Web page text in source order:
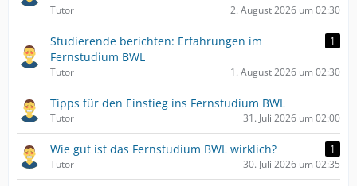
Tutor 2. August 2026 um 02:30
Studierende berichten: Erfahrungen im
Fernstudium BWL
1
Tutor 1. August 2026 um 02:30
Tipps für den Einstieg ins Fernstudium BWL
Tutor 31. Juli 2026 um 02:00
Wie gut ist das Fernstudium BWL wirklich?
1
Tutor
30. Juli 2026 um 02:35